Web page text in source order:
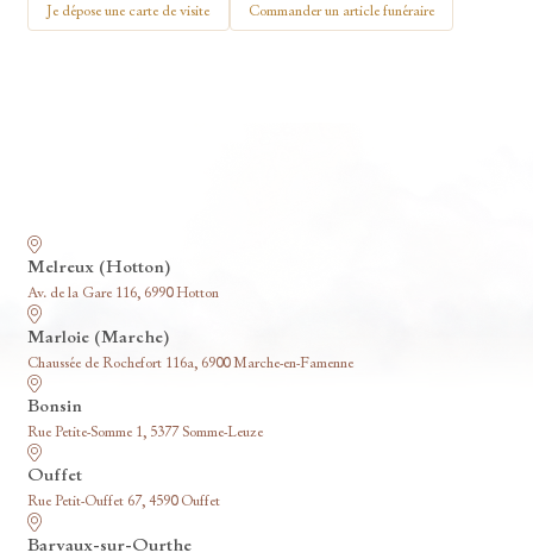
Je dépose une carte de visite Commander un article funéraire
Melreux (Hotton)
Av. de la Gare 116, 6990 Hotton
Marloie (Marche)
Chaussée de Rochefort 116a, 6900 Marche-en-Famenne
Bonsin
Rue Petite-Somme 1, 5377 Somme-Leuze
Ouffet
Rue Petit-Ouffet 67, 4590 Ouffet
Barvaux-sur-Ourthe